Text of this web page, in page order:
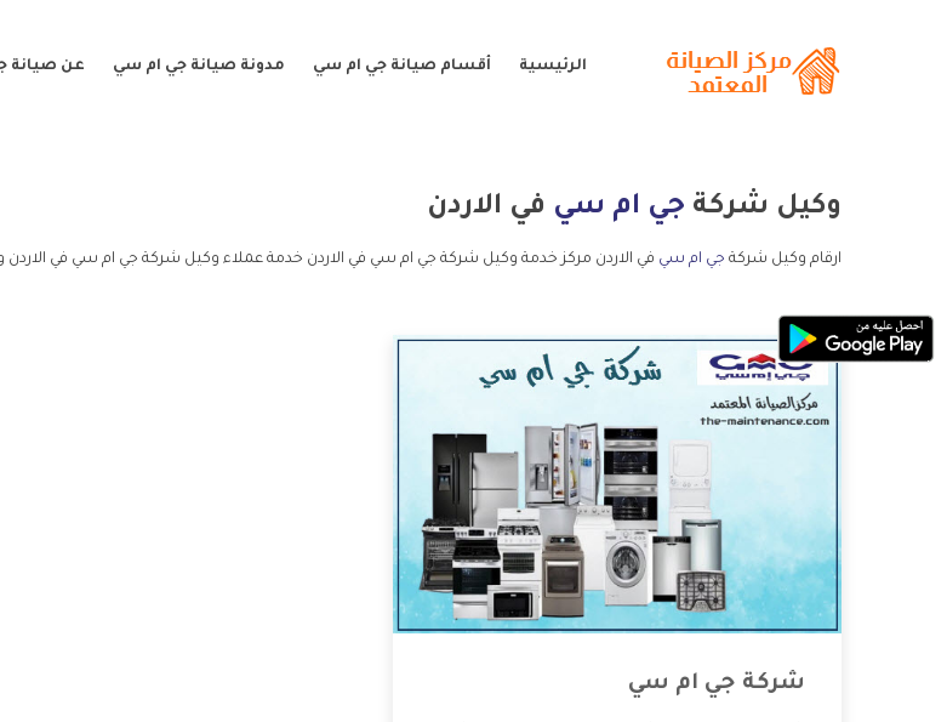
الرئيسية أقسام صيانة جي ام سي مدونة صيانة جي ام سي عن صيانة
وكيل شركة جي ام سي في الاردن
ارقام وكيل شركة جي ام سي في الاردن مركز خدمة وكيل شركة جي ام سي في الاردن خدمة عملاء وكيل شركة جي ام سي في
شركة جي ام سي